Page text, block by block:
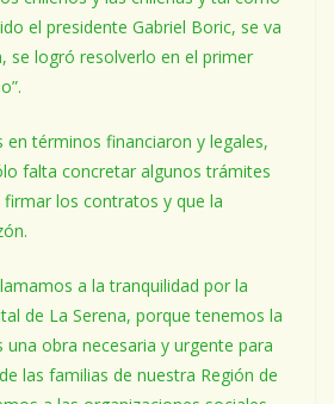
el presidente Gabriel Boric, se va
se logró resolverlo en el primer
en términos financiaron y legales,
falta concretar algunos trámites
los contratos y que la
a la tranquilidad por la
de La Serena, porque tenemos la
una obra necesaria y urgente para
las familias de nuestra Región de